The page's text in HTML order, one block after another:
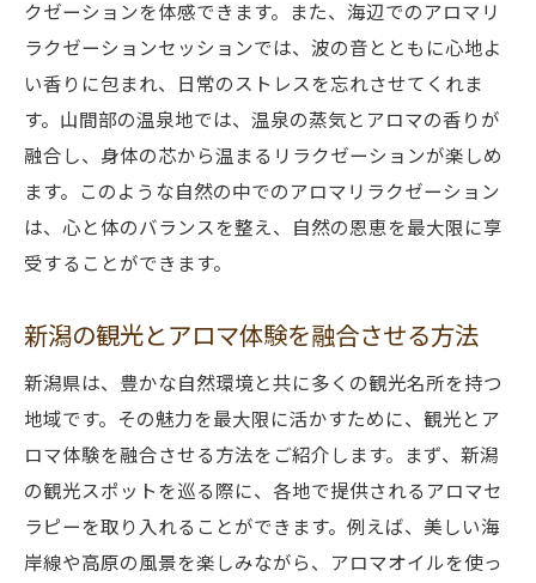
クゼーションを体感できます。また、海辺でのアロマリ
ラクゼーションセッションでは、波の音とともに心地よ
い香りに包まれ、日常のストレスを忘れさせてくれま
す。山間部の温泉地では、温泉の蒸気とアロマの香りが
融合し、身体の芯から温まるリラクゼーションが楽しめ
ます。このような自然の中でのアロマリラクゼーション
は、心と体のバランスを整え、自然の恩恵を最大限に享
受することができます。
新潟の観光とアロマ体験を融合させる方法
新潟県は、豊かな自然環境と共に多くの観光名所を持つ
地域です。その魅力を最大限に活かすために、観光とア
ロマ体験を融合させる方法をご紹介します。まず、新潟
の観光スポットを巡る際に、各地で提供されるアロマセ
ラピーを取り入れることができます。例えば、美しい海
岸線や高原の風景を楽しみながら、アロマオイルを使っ